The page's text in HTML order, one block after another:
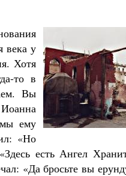
века у
Хотя
то в
Вы
ему
«Но
есть Ангел
«Да бросьте вы